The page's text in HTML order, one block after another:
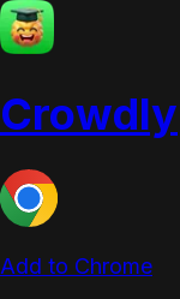
Crowdly
Add to Chrome